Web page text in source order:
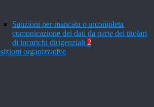
Sanzioni per mancata o incompleta
comunicazione dei dati da parte dei titolari
di incarichi dirigenziali 2
organizzative